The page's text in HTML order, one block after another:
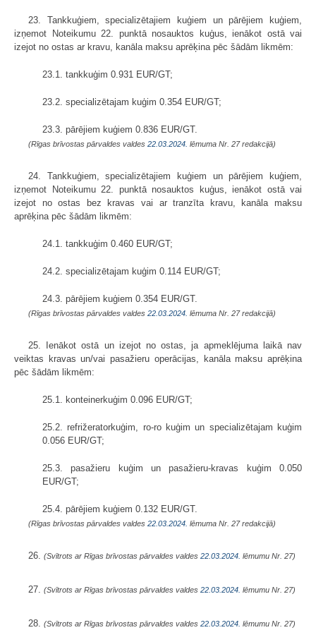
23. Tankkuģiem, specializētajiem kuģiem un pārējiem kuģiem,
izņemot Noteikumu 22. punktā nosauktos kuģus, ienākot ostā vai
izejot no ostas ar kravu, kanāla maksu aprēķina pēc šādām likmēm:
23.1. tankkuģim 0.931 EUR/GT;
23.2. specializētajam kuģim 0.354 EUR/GT;
23.3. pārējiem kuģiem 0.836 EUR/GT.
(Rīgas brīvostas pārvaldes valdes 22.03.2024. lēmuma Nr. 27 redakcijā)
24. Tankkuģiem, specializētajiem kuģiem un pārējiem kuģiem,
izņemot Noteikumu 22. punktā nosauktos kuģus, ienākot ostā vai
izejot no ostas bez kravas vai ar tranzīta kravu, kanāla maksu
aprēķina pēc šādām likmēm:
24.1. tankkuģim 0.460 EUR/GT;
24.2. specializētajam kuģim 0.114 EUR/GT;
24.3. pārējiem kuģiem 0.354 EUR/GT.
(Rīgas brīvostas pārvaldes valdes 22.03.2024. lēmuma Nr. 27 redakcijā)
25. Ienākot ostā un izejot no ostas, ja apmeklējuma laikā nav
veiktas kravas un/vai pasažieru operācijas, kanāla maksu aprēķina
pēc šādām likmēm:
25.1. konteinerkuģim 0.096 EUR/GT;
25.2. refrižeratorkuģim, ro-ro kuģim un specializētajam kuģim
0.056 EUR/GT;
25.3. pasažieru kuģim un pasažieru-kravas kuģim 0.050
EUR/GT;
25.4. pārējiem kuģiem 0.132 EUR/GT.
(Rīgas brīvostas pārvaldes valdes 22.03.2024. lēmuma Nr. 27 redakcijā)
26. (Svītrots ar Rīgas brīvostas pārvaldes valdes 22.03.2024. lēmumu Nr. 27)
27. (Svītrots ar Rīgas brīvostas pārvaldes valdes 22.03.2024. lēmumu Nr. 27)
28. (Svītrots ar Rīgas brīvostas pārvaldes valdes 22.03.2024. lēmumu Nr. 27)